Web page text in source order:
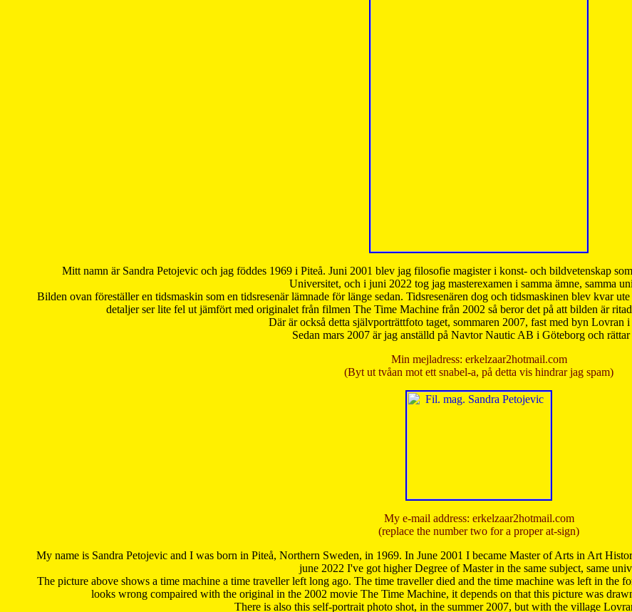
Mitt namn är Sandra Petojevic och jag föddes 1969 i Piteå. Juni 2001 blev jag filosofie magister i konst- och bildvetenskap
Universitet, och i juni 2022 tog jag masterexamen i samma ämne, samma
Bilden ovan föreställer en tidsmaskin som en tidsresenär lämnade för länge sedan. Tidsresenären dog och tidsmaskinen blev kvar
detaljer ser lite fel ut jämfört med originalet från filmen The Time Machine från 2002 så beror det på att bilden är
Där är också detta självporträttfoto taget, sommaren 2007, fast med byn Lovran
Sedan mars 2007 är jag anställd på Navtor Nautic AB i Göteborg och
Min mejladress: erkelzaar2hotmail.com
(Byt ut tvåan mot ett snabel-a, på detta vis hindrar jag spam)
My e-mail address: erkelzaar2hotmail.com
(replace the number two for a proper at-sign)
My name is Sandra Petojevic and I was born in Piteå, Northern Sweden, in 1969. In June 2001 I became Master of Arts in Art
june 2022 I've got higher Degree of Master in the same subject, same
The picture above shows a time machine a time traveller left long ago. The time traveller died and the time machine was left in the
looks wrong compaired with the original in the 2002 movie The Time Machine, it depends on that this picture was
There is also this self-portrait photo shot, in the summer 2007, but with the village